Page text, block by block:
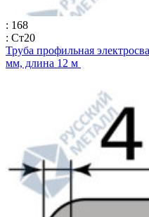
: 168
: Ст20
Труба профильная
мм, длина 12 м